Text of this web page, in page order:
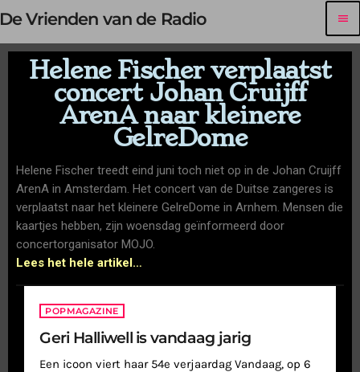
De Vrienden van de Radio menu
Helene Fischer verplaatst
concert Johan Cruijff
ArenA naar kleinere
GelreDome
Helene Fischer treedt eind juni toch niet op in de Johan Cruijff
ArenA in Amsterdam. Het concert van de Duitse zangeres is
verplaatst naar het kleinere GelreDome in Arnhem. Mensen die
kaartjes hebben, zijn woensdag geïnformeerd door
concertorganisator MOJO.
Lees het hele artikel…
POPMAGAZINE
Geri Halliwell is vandaag jarig
Een icoon viert haar 54e verjaardag Vandaag, op 6